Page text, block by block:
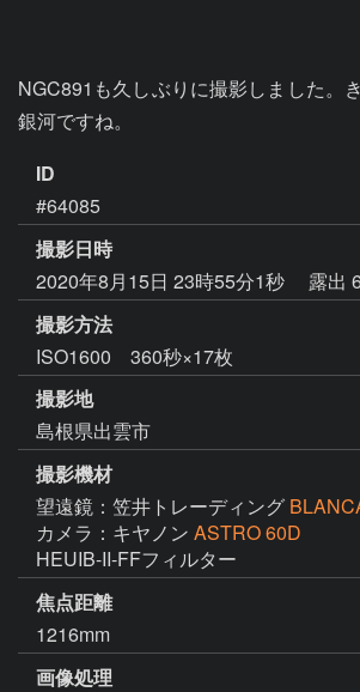
NGC891も久しぶりに撮影しました。
銀河ですね。
ID
#64085
撮影日時
2020年8月15日 23時55分1秒
露出
撮影方法
ISO1600 360秒×17枚
撮影地
島根県出雲市
撮影機材
望遠鏡：笠井トレーディング
カメラ：キヤノン ASTRO 60D
HEUIB-II-FFフィルター
焦点距離
1216mm
画像処理